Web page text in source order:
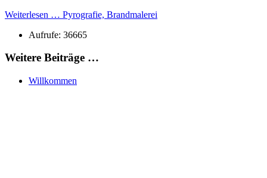
Weiterlesen … Pyrografie, Brandmalerei
Aufrufe: 36665
Weitere Beiträge …
Willkommen